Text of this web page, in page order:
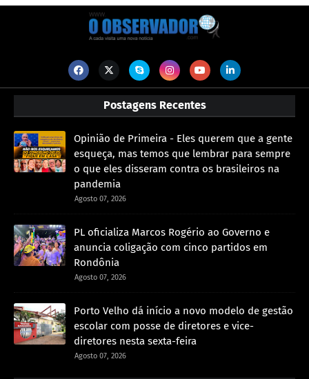
Postagens Recentes
Opinião de Primeira - Eles querem que a gente
esqueça, mas temos que lembrar para sempre
o que eles disseram contra os brasileiros na
pandemia
Agosto 07, 2026
PL oficializa Marcos Rogério ao Governo e
anuncia coligação com cinco partidos em
Rondônia
Agosto 07, 2026
Porto Velho dá início a novo modelo de gestão
escolar com posse de diretores e vice-
diretores nesta sexta-feira
Agosto 07, 2026